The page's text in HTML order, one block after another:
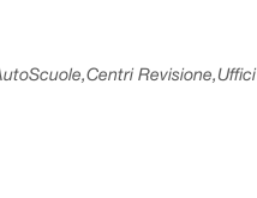
Revisione,Uffici